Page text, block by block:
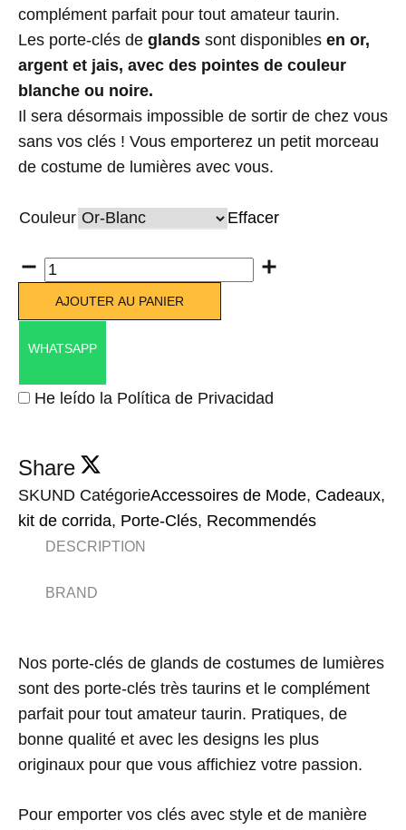
complément parfait pour tout amateur taurin.
Les porte-clés de glands sont disponibles en or,
argent et jais, avec des pointes de couleur
blanche ou noire.
Il sera désormais impossible de sortir de chez vous
sans vos clés ! Vous emporterez un petit morceau
de costume de lumières avec vous.
Couleur Effacer
Quantité
AJOUTER AU PANIER
WHATSAPP
He leído la Política de Privacidad
Share
SKUND CatégorieAccessoires de Mode, Cadeaux,
kit de corrida, Porte-Clés, Recommendés
DESCRIPTION
BRAND
Nos porte-clés de glands de costumes de lumières
sont des porte-clés très taurins et le complément
parfait pour tout amateur taurin. Pratiques, de
bonne qualité et avec les designs les plus
originaux pour que vous affichiez votre passion.
Pour emporter vos clés avec style et de manière